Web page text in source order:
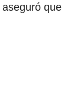
que